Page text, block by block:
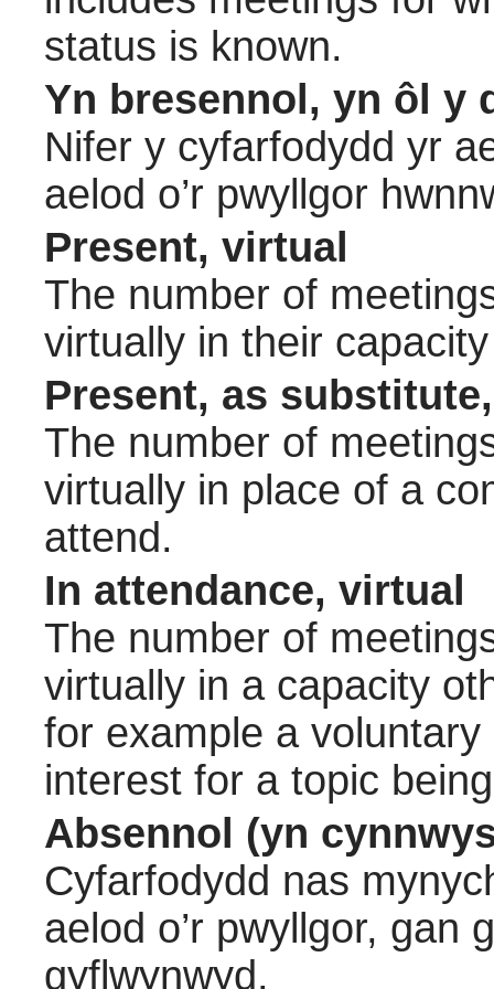
status is known.
Yn bresennol, yn ôl y
Nifer y cyfarfodydd yr
aelod o’r pwyllgor
Present, virtual
The number of
virtually in their
Present, as
The number of
virtually in place of a
attend.
In attendance, virtual
The number of
virtually in a capacity
for example a
interest for a topic
Absennol (yn
Cyfarfodydd nas
aelod o’r pwyllgor, gan
gyflwynwyd.